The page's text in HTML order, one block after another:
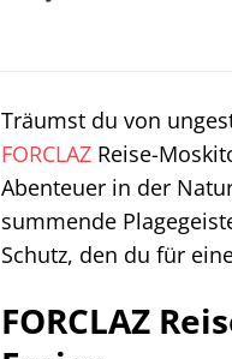
Träumst du von
FORCLAZ Reise-
Abenteuer in der
summende
Schutz, den du für
FORCLAZ